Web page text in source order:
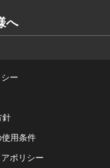
へ
ー
針
用条件
ポリシー